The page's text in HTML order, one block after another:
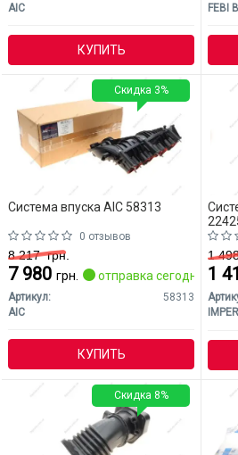
AIC
КУПИТЬ
Система впуска AIC 58313
0 отзывов
8 217грн.
7 980 грн. отправка сегодня
Артикул:
58313
AIC
КУПИТЬ
Скидка 3%
1
1
Скидка 8%